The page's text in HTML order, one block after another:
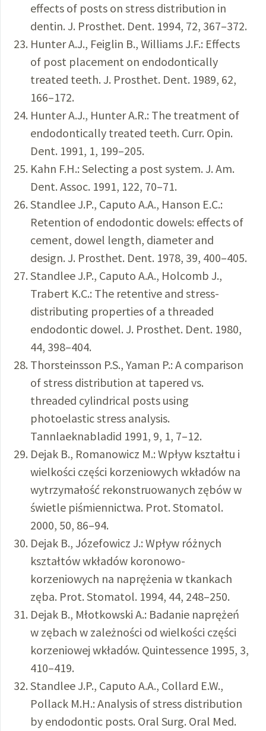
effects of posts on stress distribution in
dentin. J. Prosthet. Dent. 1994, 72, 367–372.
Hunter A.J., Feiglin B., Williams J.F.: Effects
of post placement on endodontically
treated teeth. J. Prosthet. Dent. 1989, 62,
166–172.
Hunter A.J., Hunter A.R.: The treatment of
endodontically treated teeth. Curr. Opin.
Dent. 1991, 1, 199–205.
Kahn F.H.: Selecting a post system. J. Am.
Dent. Assoc. 1991, 122, 70–71.
Standlee J.P., Caputo A.A., Hanson E.C.:
Retention of endodontic dowels: effects of
cement, dowel length, diameter and
design. J. Prosthet. Dent. 1978, 39, 400–405.
Standlee J.P., Caputo A.A., Holcomb J.,
Trabert K.C.: The retentive and stress-
distributing properties of a threaded
endodontic dowel. J. Prosthet. Dent. 1980,
44, 398–404.
Thorsteinsson P.S., Yaman P.: A comparison
of stress distribution at tapered vs.
threaded cylindrical posts using
photoelastic stress analysis.
Tannlaeknabladid 1991, 9, 1, 7–12.
Dejak B., Romanowicz M.: Wpływ kształtu i
wielkości części korzeniowych wkładów na
wytrzymałość rekonstruowanych zębów w
świetle piśmiennictwa. Prot. Stomatol.
2000, 50, 86–94.
Dejak B., Józefowicz J.: Wpływ różnych
kształtów wkładów koronowo-
korzeniowych na naprężenia w tkankach
zęba. Prot. Stomatol. 1994, 44, 248–250.
Dejak B., Młotkowski A.: Badanie naprężeń
w zębach w zależności od wielkości części
korzeniowej wkładów. Quintessence 1995, 3,
410–419.
Standlee J.P., Caputo A.A., Collard E.W.,
Pollack M.H.: Analysis of stress distribution
by endodontic posts. Oral Surg. Oral Med.